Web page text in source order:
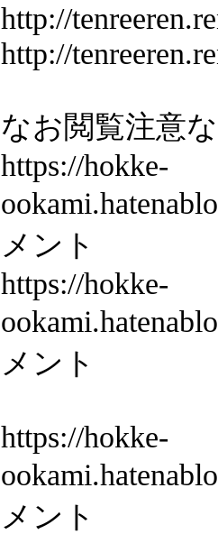
http://
http://
なお閲覧注意
https://hokke-
メント
https://hokke-
メント
https://hokke-
メント